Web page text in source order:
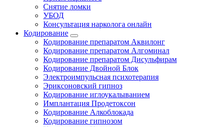
Снятие ломки
УБОД
Консультация нарколога онлайн
Кодирование
Кодирование препаратом Аквилонг
Кодирование препаратом Алгоминал
Кодирование препаратом Дисульфирам
Кодирование Двойной Блок
Электроимпульсная психотерапия
Эриксоновский гипноз
Кодирование иглоукалыванием
Имплантация Продетоксон
Кодирование Алкоблокада
Кодирование гипнозом